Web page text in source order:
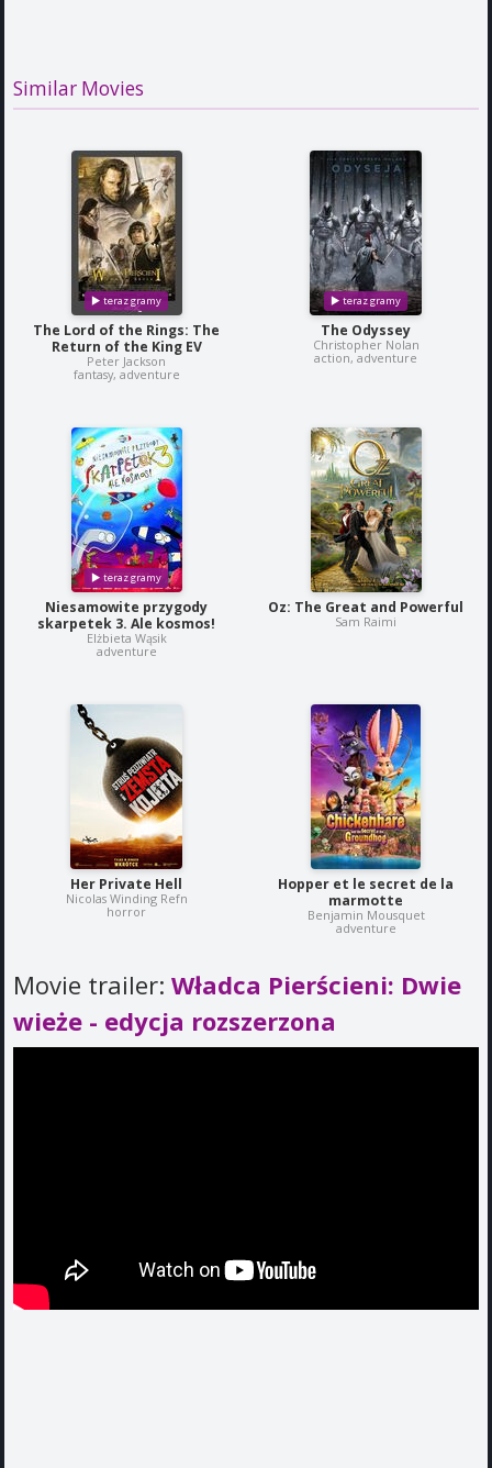
Similar Movies
The Lord of the Rings: The
Return of the King EV
Peter Jackson
fantasy, adventure
The Odyssey
Christopher Nolan
action, adventure
Niesamowite przygody
skarpetek 3. Ale kosmos!
Elżbieta Wąsik
adventure
Oz: The Great and Powerful
Sam Raimi
Her Private Hell
Nicolas Winding Refn
horror
Hopper et le secret de la
marmotte
Benjamin Mousquet
adventure
Movie trailer: Władca Pierścieni: Dwie
wieże - edycja rozszerzona